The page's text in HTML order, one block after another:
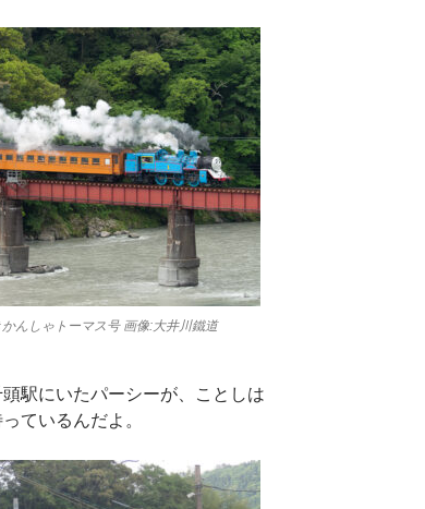
んしゃトーマス号 画像:大井川鐵道
駅にいたパーシーが、ことしは
ているんだよ。